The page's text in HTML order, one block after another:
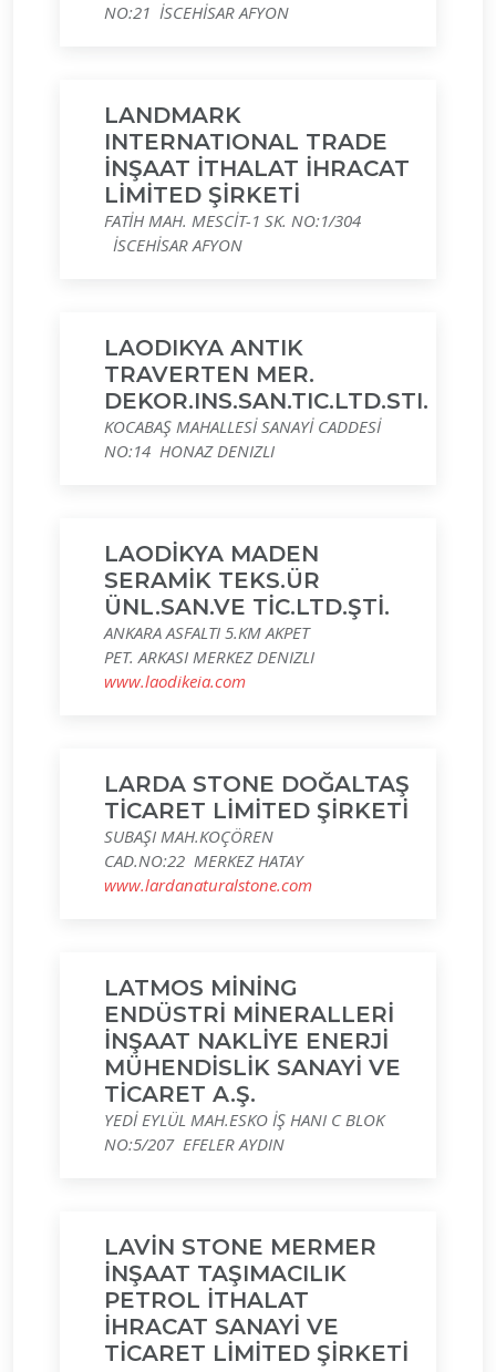
NO:21 İSCEHİSAR AFYON
LANDMARK
INTERNATIONAL TRADE
İNŞAAT İTHALAT İHRACAT
LİMİTED ŞİRKETİ
FATİH MAH. MESCİT-1 SK. NO:1/304
İSCEHİSAR AFYON
LAODIKYA ANTIK
TRAVERTEN MER.
DEKOR.INS.SAN.TIC.LTD.STI.
KOCABAŞ MAHALLESİ SANAYİ CADDESİ
NO:14 HONAZ DENIZLI
LAODİKYA MADEN
SERAMİK TEKS.ÜR
ÜNL.SAN.VE TİC.LTD.ŞTİ.
ANKARA ASFALTI 5.KM AKPET
PET. ARKASI MERKEZ DENIZLI
www.laodikeia.com
LARDA STONE DOĞALTAŞ
TİCARET LİMİTED ŞİRKETİ
SUBAŞI MAH.KOÇÖREN
CAD.NO:22 MERKEZ HATAY
www.lardanaturalstone.com
LATMOS MİNİNG
ENDÜSTRİ MİNERALLERİ
İNŞAAT NAKLİYE ENERJİ
MÜHENDİSLİK SANAYİ VE
TİCARET A.Ş.
YEDİ EYLÜL MAH.ESKO İŞ HANI C BLOK
NO:5/207 EFELER AYDIN
LAVİN STONE MERMER
İNŞAAT TAŞIMACILIK
PETROL İTHALAT
İHRACAT SANAYİ VE
TİCARET LİMİTED ŞİRKETİ